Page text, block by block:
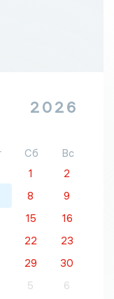
2026
Сб
Вс
1
2
8
9
15
16
22
23
29
30
5 6